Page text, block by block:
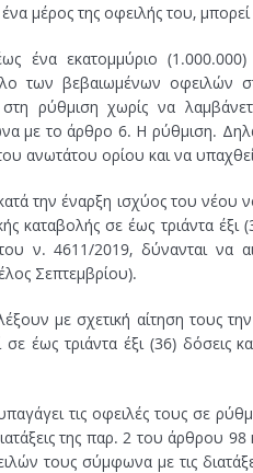
μέρος της οφειλής του,
ένα εκατομμύριο (1.000.000)
των βεβαιωμένων οφειλών
στη ρύθμιση χωρίς να
με το άρθρο 6. Η ρύθμιση.
ανωτάτου ορίου και να
την έναρξη ισχύος του νέου
καταβολής σε έως τριάντα
ν. 4611/2019, δύνανται να
Σεπτεμβρίου).
με σχετική αίτηση τους
σε έως τριάντα έξι (36)
τις οφειλές τους σε
της παρ. 2 του άρθρου
τους σύμφωνα με τις